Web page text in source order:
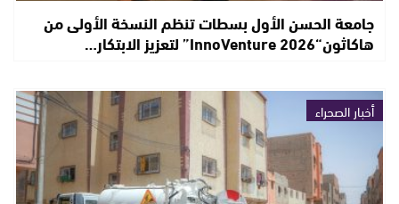
جامعة الحسن الأول بسطات تنظم النسخة الأولى من
هاكاثون“InnoVenture 2026” لتعزيز الابتكار…
أخبار الصحراء